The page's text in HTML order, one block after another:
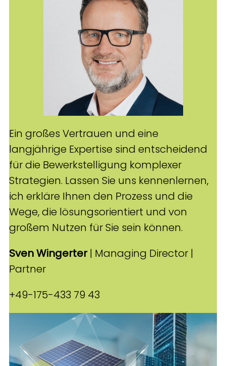
Ein großes Vertrauen und eine
langjährige Expertise sind entscheidend
für die Bewerkstelligung komplexer
Strategien. Lassen Sie uns kennenlernen,
ich erkläre Ihnen den Prozess und die
Wege, die lösungsorientiert und von
großem Nutzen für Sie sein können.
Sven Wingerter| Managing Director |
Partner
+49-175-433 79 43